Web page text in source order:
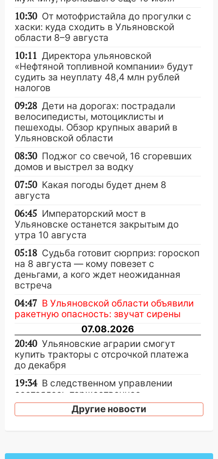
10:30 От мотофристайла до прогулки с
хаски: куда сходить в Ульяновской
области 8–9 августа
10:11 Директора ульяновской
«Нефтяной топливной компании» будут
судить за неуплату 48,4 млн рублей
налогов
09:28 Дети на дорогах: пострадали
велосипедисты, мотоциклисты и
пешеходы. Обзор крупных аварий в
Ульяновской области
08:30 Поджог со свечой, 16 сгоревших
домов и выстрел за водку
07:50 Какая погоды будет днем 8
августа
06:45 Императорский мост в
Ульяновске останется закрытым до
утра 10 августа
05:18 Судьба готовит сюрприз: гороскоп
на 8 августа — кому повезет с
деньгами, а кого ждет неожиданная
встреча
04:47 В Ульяновской области объявили
ракетную опасность: звучат сирены
07.08.2026
20:40 Ульяновские аграрии смогут
купить тракторы с отсрочкой платежа
до декабря
19:34 В следственном управлении
состоялось торжественное
мероприятие, приуроченное к
празднованию Дня сотрудника органов
поддержать «Симбирскую чебурашку»
Другие новости